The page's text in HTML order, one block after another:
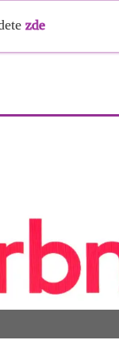
zde